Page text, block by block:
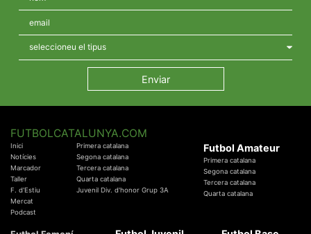
FUTBOLCATALUNYA.COM
Inici
Notícies
Marcador
Taller
F. d'Estiu
Mercat
Podcast
Primera catalana
Segona catalana
Tercera catalana
Quarta catalana
Juvenil Div. d'honor Grup 3A
Futbol Amateur
Primera catalana
Segona catalana
Tercera catalana
Quarta catalana